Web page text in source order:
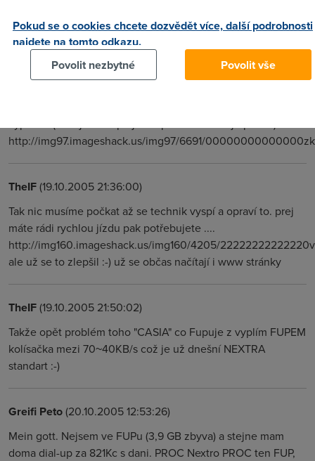
FUPU + přikupování dat
(19.10.2005 20:19:47)
http://img97.imageshack.us/img97/6691/
TheIF(19.10.2005 21:36:00)
Tak nic musíme počkat až se technik vyspí a opraví to. prej
máte rádi rychlou jízdu pak potřebujete ....
http://img160.imageshack.us/img160/4205/
ale už se to zlepšil :-) už se občas načítají i www stránky
TheIF(19.10.2005 21:50:02)
Takže opět problém toho "CASIA" co Fupuje z vyplím FUPEM
kolísačka mezi 70~40KB/s což je už dnešní NEXTRA
standart :-)
Greifi Peto(20.10.2005 12:53:26)
Mein gott. Nejsem ve FUPu (3,9 GB zbyva) a stejne mam
doma dial-up za 821Kc s dani. PROC Nextro PROC ten FUP,
Pokud se o cookies chcete dozvědět více, další podrobnosti
najdete na tomto odkazu.
Povolit nezbytné
Povolit vše